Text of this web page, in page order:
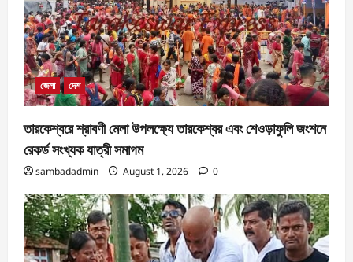
জেলা দেশ
তারকেশ্বরে শ্রাবণী মেলা উপলক্ষ্যে তারকেশ্বর এবং শেওড়াফুলি জংশনে
রেকর্ড সংখ্যক যাত্রী সমাগম
sambadadmin August 1, 2026 0